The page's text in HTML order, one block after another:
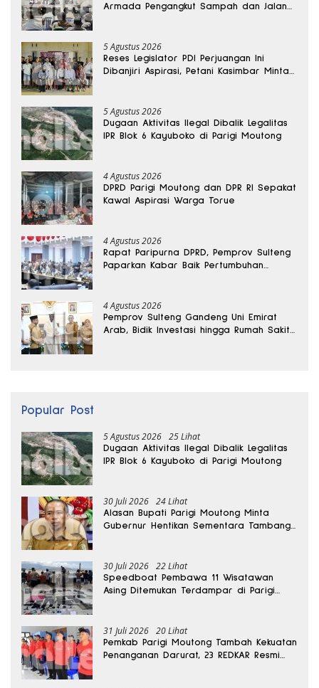
Armada Pengangkut Sampah dan Jalan
5 Agustus 2026
Reses Legislator PDI Perjuangan Ini
Dibanjiri Aspirasi, Petani Kasimbar Minta
5 Agustus 2026
Dugaan Aktivitas Ilegal Dibalik Legalitas
IPR Blok 6 Kayuboko di Parigi Moutong
4 Agustus 2026
DPRD Parigi Moutong dan DPR RI Sepakat
Kawal Aspirasi Warga Torue
4 Agustus 2026
Rapat Paripurna DPRD, Pemprov Sulteng
Paparkan Kabar Baik Pertumbuhan
4 Agustus 2026
Pemprov Sulteng Gandeng Uni Emirat
Arab, Bidik Investasi hingga Rumah Sakit
Popular Post
5 Agustus 2026 25 Lihat
Dugaan Aktivitas Ilegal Dibalik Legalitas
IPR Blok 6 Kayuboko di Parigi Moutong
30 Juli 2026 24 Lihat
Alasan Bupati Parigi Moutong Minta
Gubernur Hentikan Sementara Tambang
30 Juli 2026 22 Lihat
Speedboat Pembawa 11 Wisatawan
Asing Ditemukan Terdampar di Parigi
31 Juli 2026 20 Lihat
Pemkab Parigi Moutong Tambah Kekuatan
Penanganan Darurat, 23 REDKAR Resmi